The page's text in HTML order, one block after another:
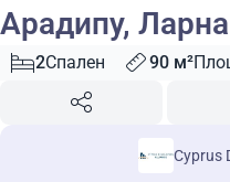
Арадипу,
2Спален 90 м²
Cyprus